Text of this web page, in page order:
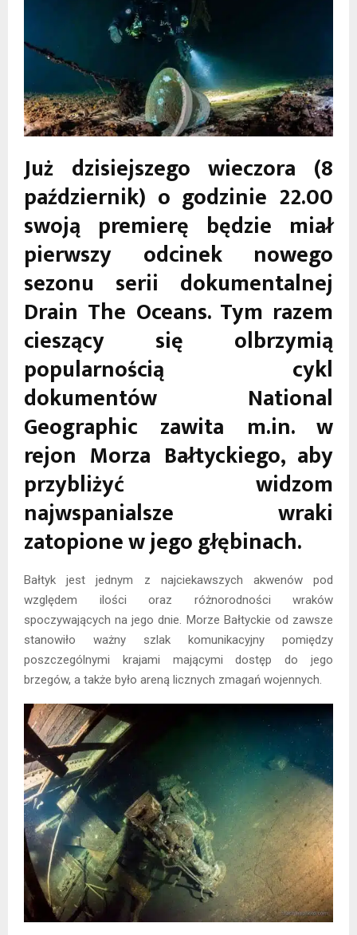
Już dzisiejszego wieczora (8
październik) o godzinie 22.00
swoją premierę będzie miał
pierwszy odcinek nowego
sezonu serii dokumentalnej
Drain The Oceans. Tym razem
cieszący się olbrzymią
popularnością cykl
dokumentów National
Geographic zawita m.in. w
rejon Morza Bałtyckiego, aby
przybliżyć widzom
najwspanialsze wraki
zatopione w jego głębinach.
Bałtyk jest jednym z najciekawszych akwenów pod
względem ilości oraz różnorodności wraków
spoczywających na jego dnie. Morze Bałtyckie od zawsze
stanowiło ważny szlak komunikacyjny pomiędzy
poszczególnymi krajami mającymi dostęp do jego
brzegów, a także było areną licznych zmagań wojennych.